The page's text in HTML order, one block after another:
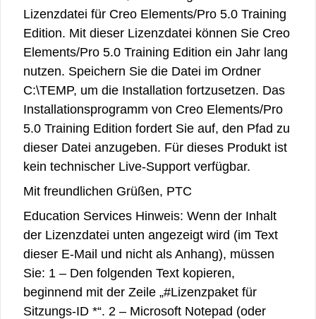
Lizenzdatei für Creo Elements/Pro 5.0 Training
Edition. Mit dieser Lizenzdatei können Sie Creo
Elements/Pro 5.0 Training Edition ein Jahr lang
nutzen. Speichern Sie die Datei im Ordner
C:\TEMP, um die Installation fortzusetzen. Das
Installationsprogramm von Creo Elements/Pro
5.0 Training Edition fordert Sie auf, den Pfad zu
dieser Datei anzugeben. Für dieses Produkt ist
kein technischer Live-Support verfügbar.
Mit freundlichen Grüßen, PTC
Education Services Hinweis: Wenn der Inhalt
der Lizenzdatei unten angezeigt wird (im Text
dieser E-Mail und nicht als Anhang), müssen
Sie: 1 – Den folgenden Text kopieren,
beginnend mit der Zeile „#Lizenzpaket für
Sitzungs-ID *“. 2 – Microsoft Notepad (oder